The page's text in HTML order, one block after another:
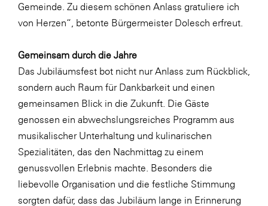
SPIEGLTEC
STIHL Tirol
Trend Micro
TAG GmbH
Verband Druck Medien Österreich
Wirtschaftskammer Salzburg
WKS Fachgruppe Fahrzeughandel und
Fahrzeugtechnik
WKS Fachgruppe Finanzdienstleister
Gemeinde. Zu diesem schönen Anlass gratuliere ich
von Herzen“, betonte Bürgermeister Dolesch erfreut.
Gemeinsam durch die Jahre
Das Jubiläumsfest bot nicht nur Anlass zum Rückblick,
sondern auch Raum für Dankbarkeit und einen
gemeinsamen Blick in die Zukunft. Die Gäste
genossen ein abwechslungsreiches Programm aus
musikalischer Unterhaltung und kulinarischen
Spezialitäten, das den Nachmittag zu einem
genussvollen Erlebnis machte. Besonders die
liebevolle Organisation und die festliche Stimmung
sorgten dafür, dass das Jubiläum lange in Erinnerung